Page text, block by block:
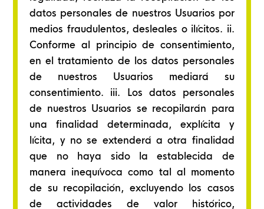
datos personales de nuestros Usuarios por
medios fraudulentos, desleales o ilícitos. ii.
Conforme al principio de consentimiento,
en el tratamiento de los datos personales
de nuestros Usuarios mediará su
consentimiento. iii. Los datos personales
de nuestros Usuarios se recopilarán para
una finalidad determinada, explícita y
lícita, y no se extenderá a otra finalidad
que no haya sido la establecida de
manera inequívoca como tal al momento
de su recopilación, excluyendo los casos
de actividades de valor histórico,